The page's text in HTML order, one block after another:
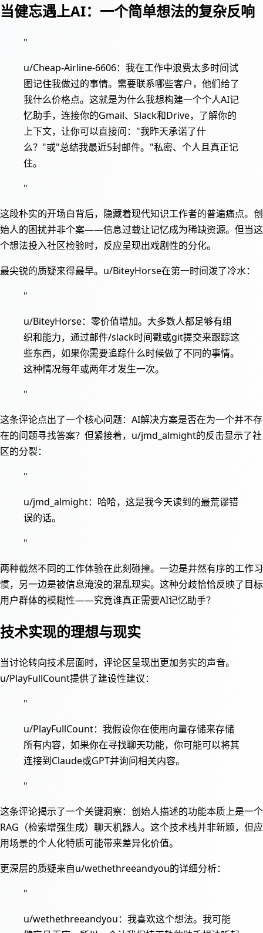
当健忘遇上AI：一个简单想法的复杂反响
"
u/Cheap-Airline-6606：我在工作中浪费太多时间试
图记住我做过的事情。需要联系哪些客户，他们给了
我什么价格点。这就是为什么我想构建一个个人AI记
忆助手，连接你的Gmail、Slack和Drive，了解你的
上下文，让你可以直接问："我昨天承诺了什
么？"或"总结我最近5封邮件。"私密、个人且真正记
住。
"
这段朴实的开场白背后，隐藏着现代知识工作者的普遍痛点。创
始人的困扰并非个案——信息过载让记忆成为稀缺资源。但当这
个想法投入社区检验时，反应呈现出戏剧性的分化。
最尖锐的质疑来得最早。u/BiteyHorse在第一时间泼了冷水：
"
u/BiteyHorse：零价值增加。大多数人都足够有组
织和能力，通过邮件/slack时间戳或git提交来跟踪这
些东西，如果你需要追踪什么时候做了不同的事情。
这种情况每年或两年才发生一次。
"
这条评论点出了一个核心问题：AI解决方案是否在为一个并不存
在的问题寻找答案？但紧接着，u/jmd_almight的反击显示了社
区的分裂：
"
u/jmd_almight：哈哈，这是我今天读到的最荒谬错
误的话。
"
两种截然不同的工作体验在此刻碰撞。一边是井然有序的工作习
惯，另一边是被信息淹没的混乱现实。这种分歧恰恰反映了目标
用户群体的模糊性——究竟谁真正需要AI记忆助手？
技术实现的理想与现实
当讨论转向技术层面时，评论区呈现出更加务实的声音。
u/PlayFullCount提供了建设性建议：
"
u/PlayFullCount：我假设你在使用向量存储来存储
所有内容，如果你在寻找聊天功能，你可能可以将其
连接到Claude或GPT并询问相关内容。
"
这条评论揭示了一个关键洞察：创始人描述的功能本质上是一个
RAG（检索增强生成）聊天机器人。这个技术栈并非新颖，但应
用场景的个人化特质可能带来差异化价值。
更深层的质疑来自u/wethethreeandyou的详细分析：
"
u/wethethreeandyou：我喜欢这个想法。我可能